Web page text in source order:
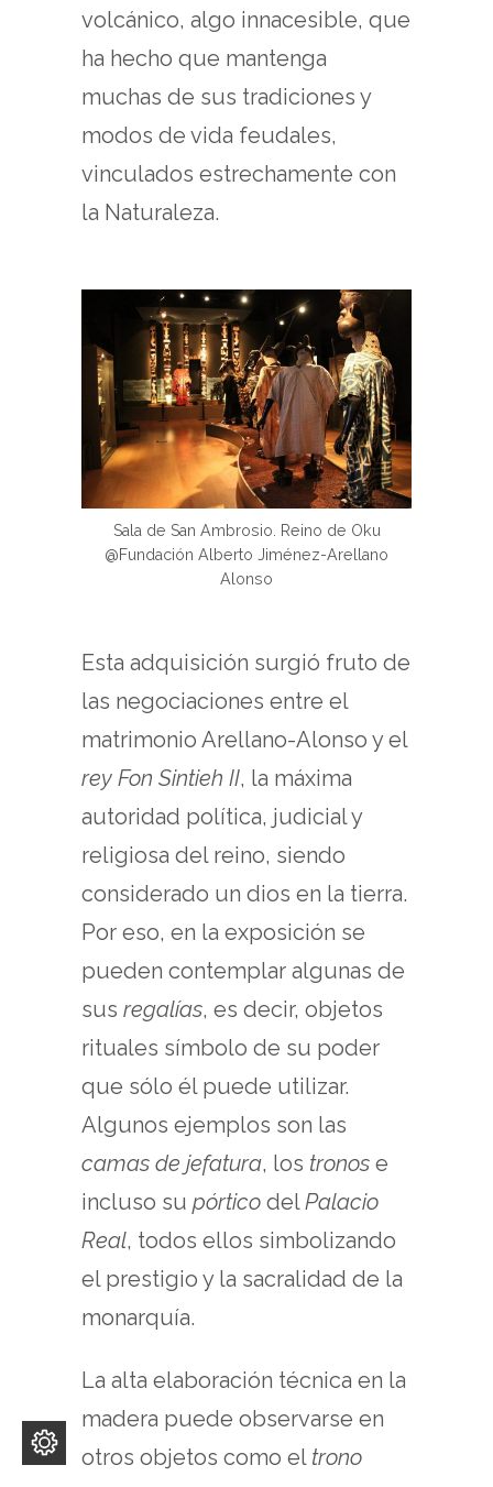
volcánico, algo innacesible, que
ha hecho que mantenga
muchas de sus tradiciones y
modos de vida feudales,
vinculados estrechamente con
la Naturaleza.
Sala de San Ambrosio. Reino de Oku
@Fundación Alberto Jiménez-Arellano
Alonso
Esta adquisición surgió fruto de
las negociaciones entre el
matrimonio Arellano-Alonso y el
rey Fon Sintieh II, la máxima
autoridad política, judicial y
religiosa del reino, siendo
considerado un dios en la tierra.
Por eso, en la exposición se
pueden contemplar algunas de
sus regalías, es decir, objetos
rituales símbolo de su poder
que sólo él puede utilizar.
Algunos ejemplos son las
camas de jefatura, los tronos e
incluso su pórtico delPalacio
Real, todos ellos simbolizando
el prestigio y la sacralidad de la
monarquía.
La alta elaboración técnica en la
madera puede observarse en
otros objetos como el trono